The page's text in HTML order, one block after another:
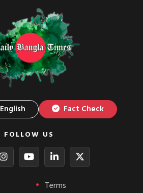
English Fact Check
FOLLOW US
Terms